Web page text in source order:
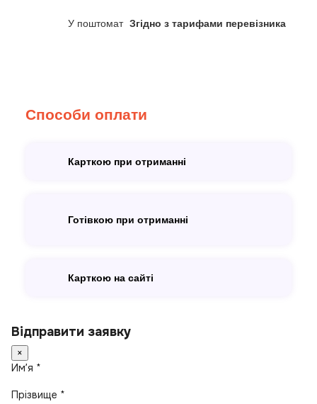
У поштомат Згідно з тарифами перевізника
Способи оплати
Карткою при отриманні
Готівкою при отриманні
Карткою на сайті
Відправити заявку
×
Имʼя *
Прізвище *